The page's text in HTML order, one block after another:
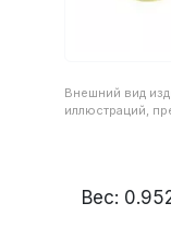
Внешний вид
иллюстраций,
Вес: